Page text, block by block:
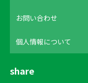
お問い合わせ
個人情報について
share